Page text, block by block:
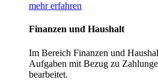
mehr erfahren
Finanzen und Haushalt
Im Bereich Finanzen und
Aufgaben mit Bezug zu
bearbeitet.